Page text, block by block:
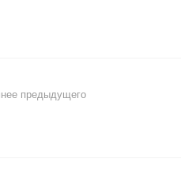
предыдущего